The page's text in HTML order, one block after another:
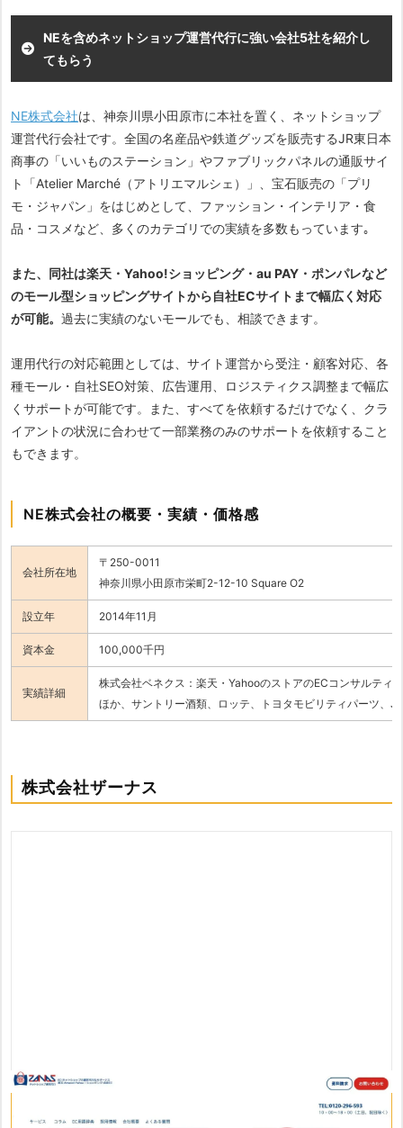
NEを含めネットショップ運営代行に強い会社5社を紹介し
てもらう
NE株式会社は、神奈川県小田原市に本社を置く、ネットショップ
運営代行会社です。全国の名産品や鉄道グッズを販売するJR東日本
商事の「いいものステーション」やファブリックパネルの通販サイ
ト「Atelier Marché（アトリエマルシェ）」、宝石販売の「プリ
モ・ジャパン」をはじめとして、ファッション・インテリア・食
品・コスメなど、多くのカテゴリでの実績を多数もっています｡
また、同社は楽天・Yahoo!ショッピング・au PAY・ポンパレなど
のモール型ショッピングサイトから自社ECサイトまで幅広く対応
が可能。 過去に実績のないモールでも、相談できます。
運用代行の対応範囲としては、サイト運営から受注・顧客対応、各
種モール・自社SEO対策、広告運用、ロジスティクス調整まで幅広
くサポートが可能です。また、すべてを依頼するだけでなく、クラ
イアントの状況に合わせて一部業務のみのサポートを依頼すること
もできます。
NE株式会社の概要・実績・価格感
会社所在地
〒250-0011
神奈川県小田原市栄町2-12-10 Square O2
設立年 2014年11月
資本金 100,000千円
実績詳細
株式会社ベネクス：楽天・YahooのストアのECコンサルティ
ほか、サントリー酒類、ロッテ、トヨタモビリティパーツ、
株式会社ザーナス
株式会社ザーナスのおすすめポイント